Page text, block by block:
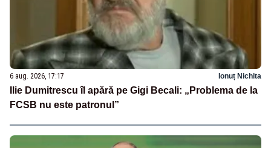
6 aug. 2026, 17:17 Ionuț Nichita
Ilie Dumitrescu îl apără pe Gigi Becali: „Problema de la
FCSB nu este patronul”